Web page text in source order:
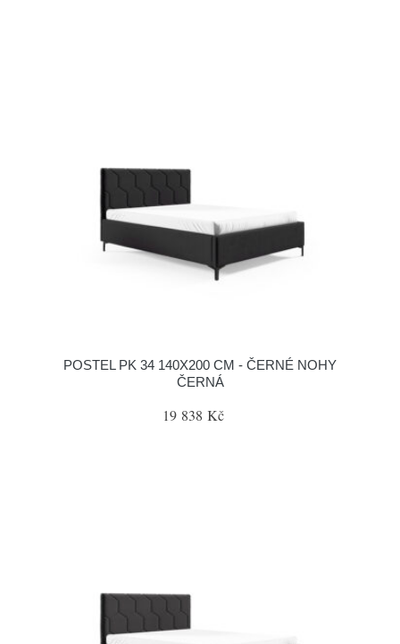
POSTEL PK 34 140X200 CM - ČERNÉ NOHY
ČERNÁ
19 838 Kč